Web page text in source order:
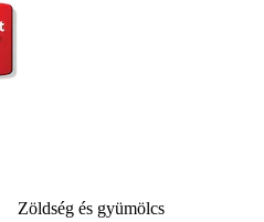
Zöldség és gyümölcs